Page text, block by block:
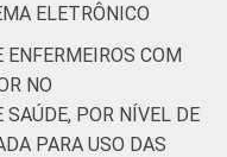
ELETRÔNICO
COM
NO
POR NÍVEL DE
PARA USO DAS